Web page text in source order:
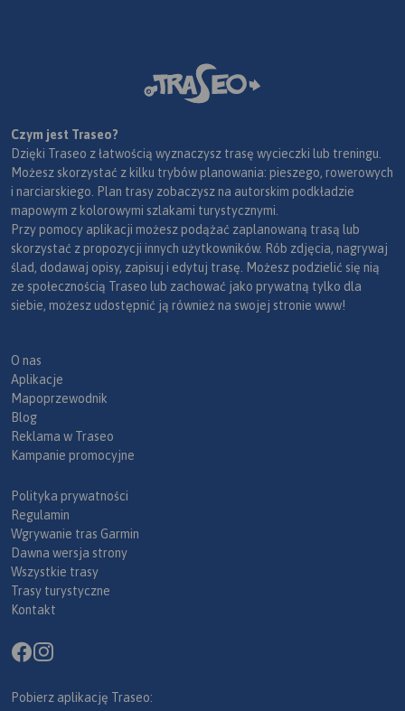
Czym jest Traseo?
Dzięki Traseo z łatwością wyznaczysz trasę wycieczki lub treningu.
Możesz skorzystać z kilku trybów planowania: pieszego, rowerowych
i narciarskiego. Plan trasy zobaczysz na autorskim podkładzie
mapowym z kolorowymi szlakami turystycznymi.
Przy pomocy aplikacji możesz podążać zaplanowaną trasą lub
skorzystać z propozycji innych użytkowników. Rób zdjęcia, nagrywaj
ślad, dodawaj opisy, zapisuj i edytuj trasę. Możesz podzielić się nią
ze społecznością Traseo lub zachować jako prywatną tylko dla
siebie, możesz udostępnić ją również na swojej stronie www!
O nas
Aplikacje
Mapoprzewodnik
Blog
Reklama w Traseo
Kampanie promocyjne
Polityka prywatności
Regulamin
Wgrywanie tras Garmin
Dawna wersja strony
Wszystkie trasy
Trasy turystyczne
Kontakt
Pobierz aplikację Traseo: